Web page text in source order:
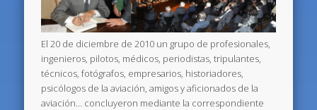
El 20 de diciembre de 2010 un grupo de profesionales,
ingenieros, pilotos, médicos, periodistas, tripulantes,
técnicos, fotógrafos, empresarios, historiadores,
psicólogos de la aviación, amigos y aficionados de la
aviación… concluyeron mediante la correspondiente